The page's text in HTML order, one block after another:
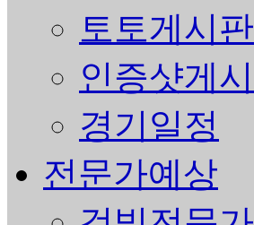
토토게시판
인증샷게
경기일정
전문가예상